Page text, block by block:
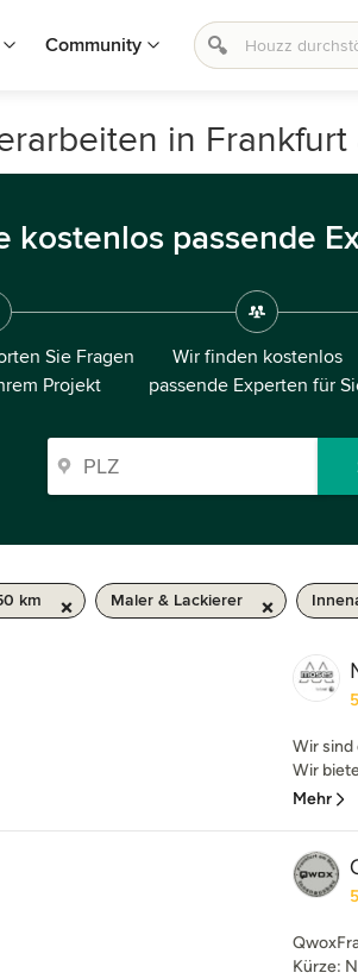
Community
in Frankfurt
kostenlos passende
Sie Fragen
Projekt
Wir finden kostenlos
passende Experten für
km Maler & Lackierer
Wir sind
Wir
Mehr
Kürze: